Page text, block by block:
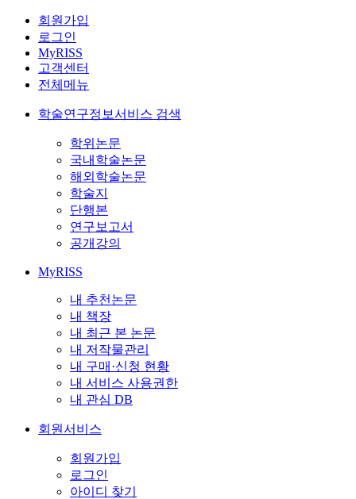
회원가입
로그인
MyRISS
고객센터
전체메뉴
학술연구정보서비스 검색
학위논문
국내학술논문
해외학술논문
학술지
단행본
연구보고서
공개강의
MyRISS
내 추천논문
내 책장
내 최근 본 논문
내 저작물관리
내 구매·신청 현황
내 서비스 사용권한
내 관심 DB
회원서비스
회원가입
로그인
아이디 찾기